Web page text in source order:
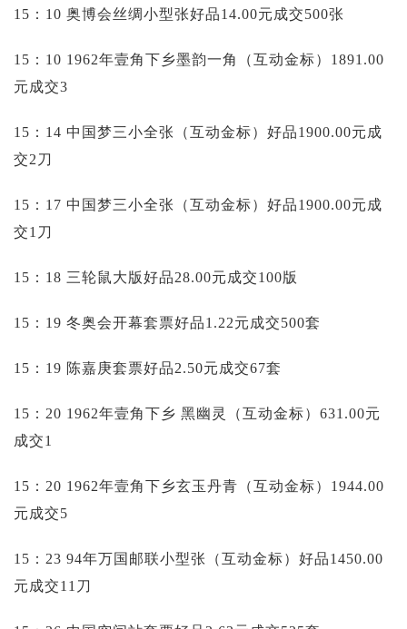
15：10 奥博会丝绸小型张好品14.00元成交500张
15：10 1962年壹角下乡墨韵一角（互动金标）1891.00
元成交3
15：14 中国梦三小全张（互动金标）好品1900.00元成
交2刀
15：17 中国梦三小全张（互动金标）好品1900.00元成
交1刀
15：18 三轮鼠大版好品28.00元成交100版
15：19 冬奥会开幕套票好品1.22元成交500套
15：19 陈嘉庚套票好品2.50元成交67套
15：20 1962年壹角下乡 黑幽灵（互动金标）631.00元
成交1
15：20 1962年壹角下乡玄玉丹青（互动金标）1944.00
元成交5
15：23 94年万国邮联小型张（互动金标）好品1450.00
元成交11刀